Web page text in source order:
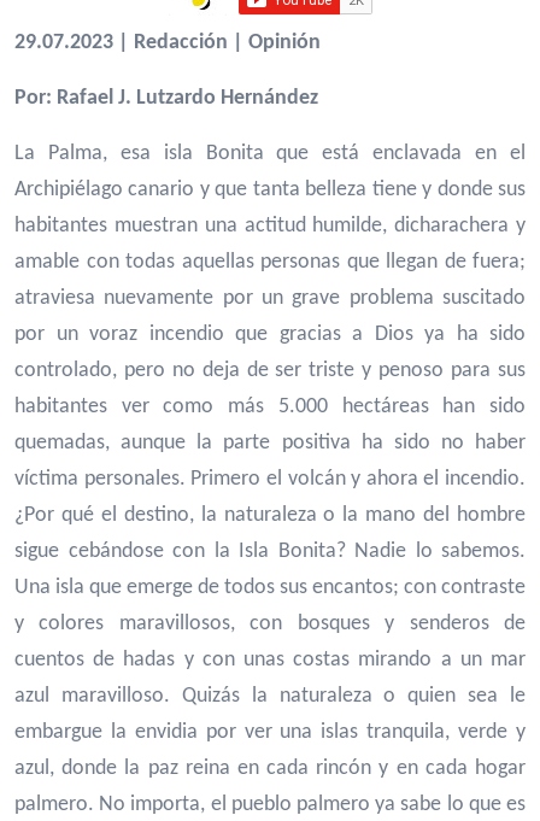
29.07.2023 | Redacción | Opinión
Por: Rafael J. Lutzardo Hernández
La Palma, esa isla Bonita que está enclavada en el
Archipiélago canario y que tanta belleza tiene y donde sus
habitantes muestran una actitud humilde, dicharachera y
amable con todas aquellas personas que llegan de fuera;
atraviesa nuevamente por un grave problema suscitado
por un voraz incendio que gracias a Dios ya ha sido
controlado, pero no deja de ser triste y penoso para sus
habitantes ver como más 5.000 hectáreas han sido
quemadas, aunque la parte positiva ha sido no haber
víctima personales. Primero el volcán y ahora el incendio.
¿Por qué el destino, la naturaleza o la mano del hombre
sigue cebándose con la Isla Bonita? Nadie lo sabemos.
Una isla que emerge de todos sus encantos; con contraste
y colores maravillosos, con bosques y senderos de
cuentos de hadas y con unas costas mirando a un mar
azul maravilloso. Quizás la naturaleza o quien sea le
embargue la envidia por ver una islas tranquila, verde y
azul, donde la paz reina en cada rincón y en cada hogar
palmero. No importa, el pueblo palmero ya sabe lo que es